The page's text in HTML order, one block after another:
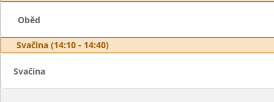
Oběd
Svačina (14:10 - 14:40)
Svačina